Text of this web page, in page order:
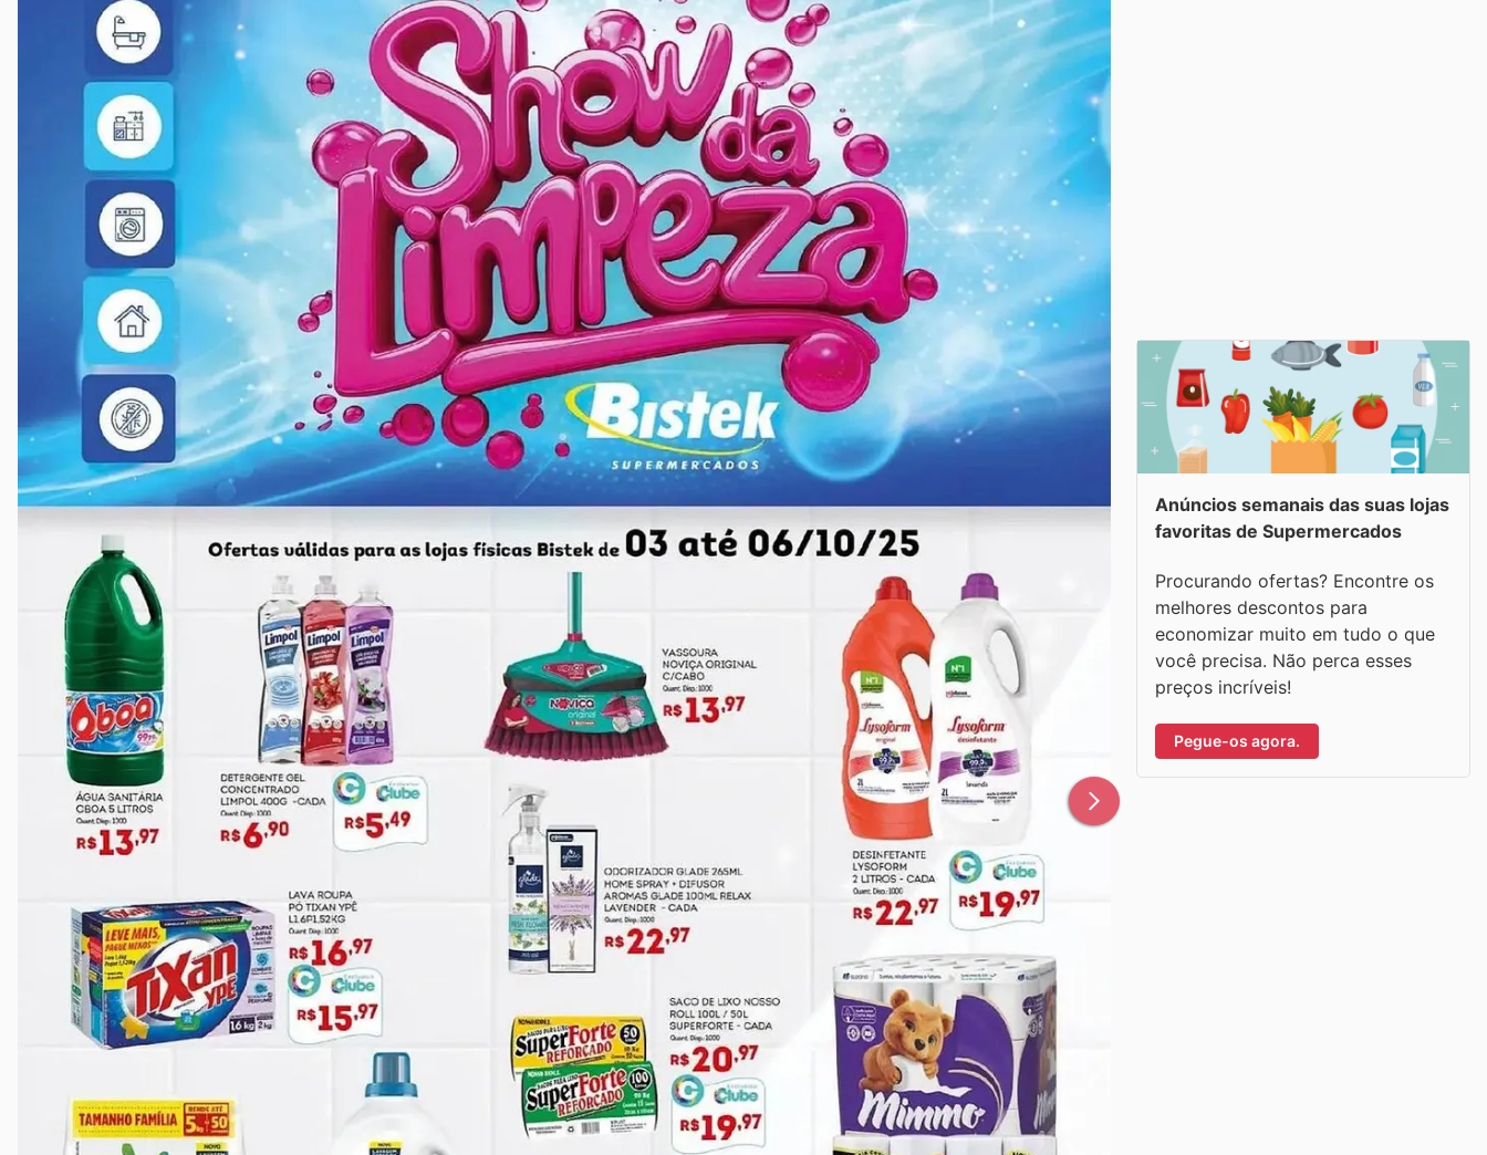
Anúncios semanais das suas lojas
favoritas de Supermercados
Procurando ofertas? Encontre os
melhores descontos para
economizar muito em tudo o que
você precisa. Não perca esses
preços incríveis!
Pegue-os agora.